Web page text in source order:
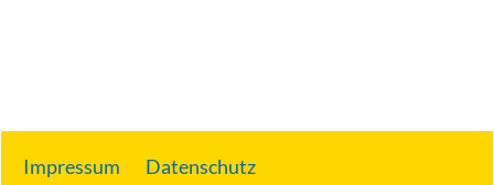
Impressum Datenschutz